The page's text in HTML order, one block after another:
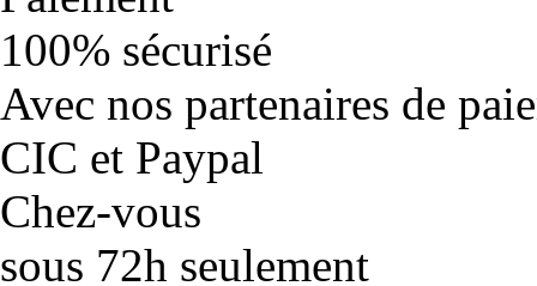
100% sécurisé
Avec nos partenaires de
CIC et Paypal
Chez-vous
sous 72h seulement